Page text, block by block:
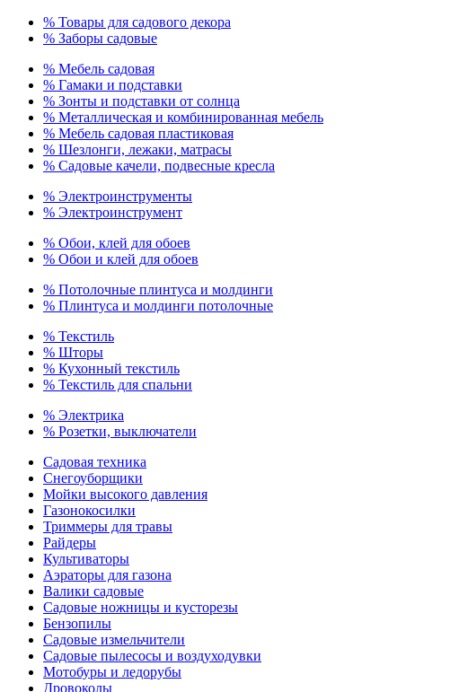
% Товары для садового декора
% Заборы садовые
% Мебель садовая
% Гамаки и подставки
% Зонты и подставки от солнца
% Металлическая и комбинированная мебель
% Мебель садовая пластиковая
% Шезлонги, лежаки, матрасы
% Садовые качели, подвесные кресла
% Электроинструменты
% Электроинструмент
% Обои, клей для обоев
% Обои и клей для обоев
% Потолочные плинтуса и молдинги
% Плинтуса и молдинги потолочные
% Текстиль
% Шторы
% Кухонный текстиль
% Текстиль для спальни
% Электрика
% Розетки, выключатели
Садовая техника
Снегоуборщики
Мойки высокого давления
Газонокосилки
Триммеры для травы
Райдеры
Культиваторы
Аэраторы для газона
Валики садовые
Садовые ножницы и кусторезы
Бензопилы
Садовые измельчители
Садовые пылесосы и воздуходувки
Мотобуры и ледорубы
Дровоколы